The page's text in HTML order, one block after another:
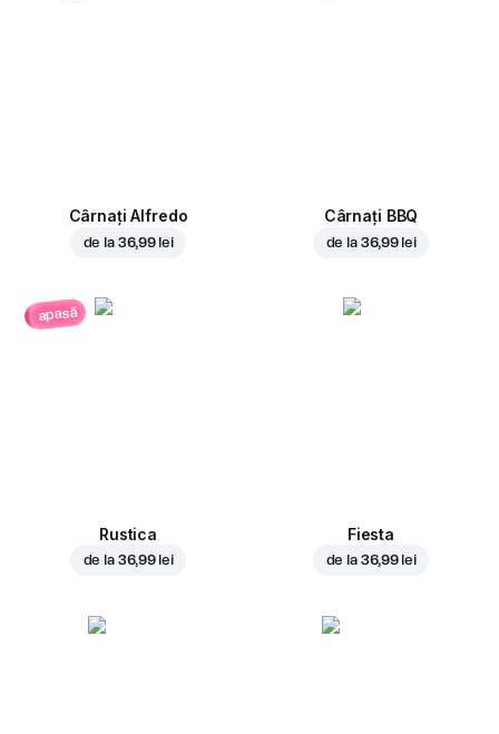
Cârnați Alfredo
de la 36,99 lei
Cârnați BBQ
de la 36,99 lei
apasă
Rustica
de la 36,99 lei
Fiesta
de la 36,99 lei